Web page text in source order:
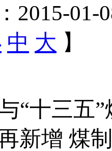
2015-01-
中 大 】
“十三五”
新增 煤